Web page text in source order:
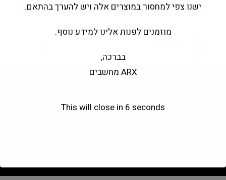
PHANTEKS EVOLV
ישנו צפי למחסור במוצרים אלה ויש להערך בהתאם.
מוזמנים לפנות אלינו למידע נוסף.
בברכה,
ARX מחשבים
This will close in 5 seconds